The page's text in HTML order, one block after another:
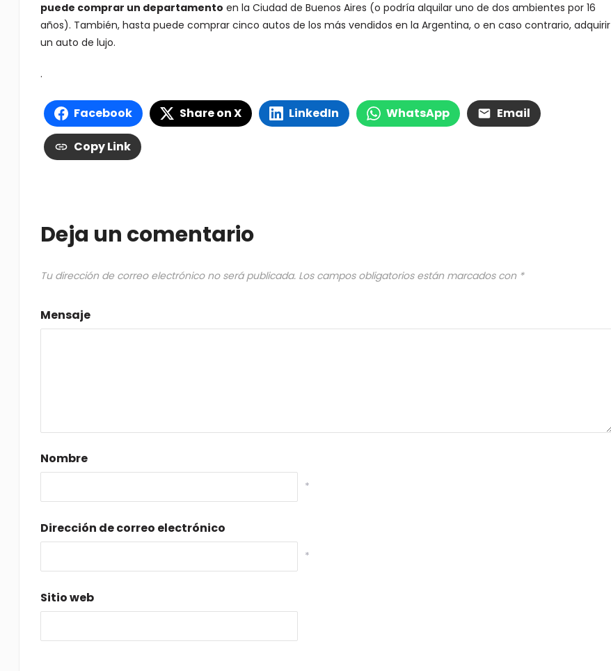
puede comprar un departamento en la Ciudad de Buenos Aires (o podría alquilar uno de dos ambientes por 16
años). También, hasta puede comprar cinco autos de los más vendidos en la Argentina, o en caso contrario, adquirir
un auto de lujo.
.
Facebook Share on X LinkedIn WhatsApp Email
Copy Link
Deja un comentario
Tu dirección de correo electrónico no será publicada. Los campos obligatorios están marcados con *
Mensaje
Nombre
*
Dirección de correo electrónico
*
Sitio web